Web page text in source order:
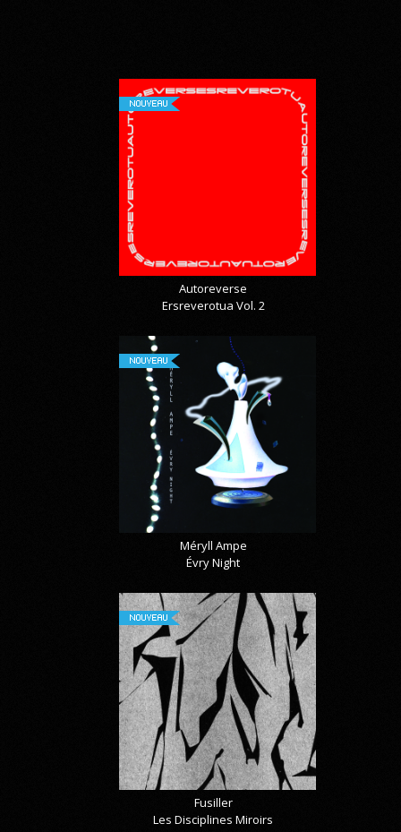
NOUVEAU
Autoreverse
Ersreverotua Vol. 2
NOUVEAU
Méryll Ampe
Évry Night
NOUVEAU
Fusiller
Les Disciplines Miroirs